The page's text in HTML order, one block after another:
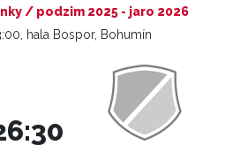
/ podzim 2025 - jaro 2026
hala Bospor, Bohumín